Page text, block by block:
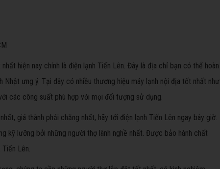
hiện nay chính là điện lạnh Tiến Lên. Đây là địa chỉ bạn có thể hoàn
Nhật ưng ý. Tại đây có nhiều thương hiệu máy lạnh nội địa tốt nhất như
các công suất phù hợp với mọi đối tượng sử dụng.
giá thành phải chăng nhất, hãy tới điện lạnh Tiến Lên ngay bây giờ.
kỹ lưỡng bởi những người thợ lành nghề nhất. Được bảo hành chất
Lên.